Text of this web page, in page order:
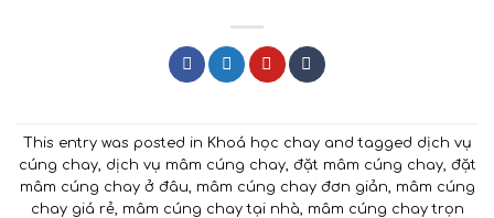
This entry was posted in Khoá học chayand tagged dịch vụ
cúng chay, dịch vụ mâm cúng chay, đặt mâm cúng chay, đặt
mâm cúng chay ở đâu
mâm cúng chay đơn giản
mâm cúng
chay giá rẻ, mâm cúng chay tại nhà
mâm cúng chay trọn